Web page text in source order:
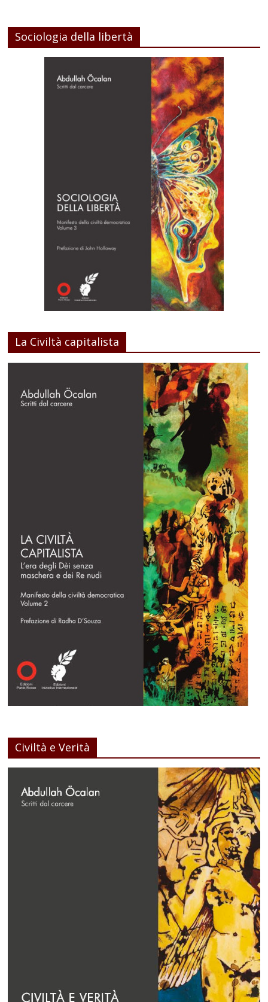
Sociologia della libertà
La Civiltà capitalista
Civiltà e Verità